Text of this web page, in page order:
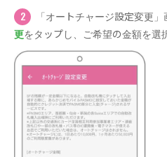
「オートチャージ設定変更」
更をタップし、ご希望の金額を選